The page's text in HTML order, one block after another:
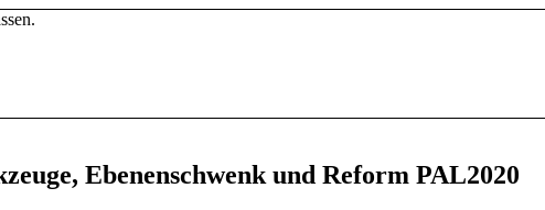
Ebenenschwenk und Reform PAL2020